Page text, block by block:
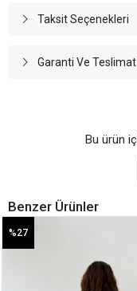
Taksit Seçenekleri
Garanti Ve Teslimat
Bu ürün
Benzer Ürünler
%27